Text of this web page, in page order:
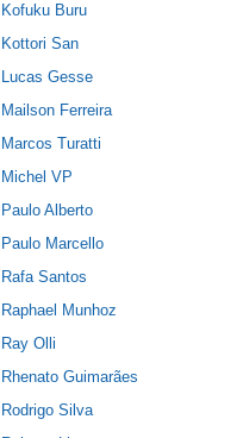
Kofuku Buru
Kottori San
Lucas Gesse
Mailson Ferreira
Marcos Turatti
Michel VP
Paulo Alberto
Paulo Marcello
Rafa Santos
Raphael Munhoz
Ray Olli
Rhenato Guimarães
Rodrigo Silva